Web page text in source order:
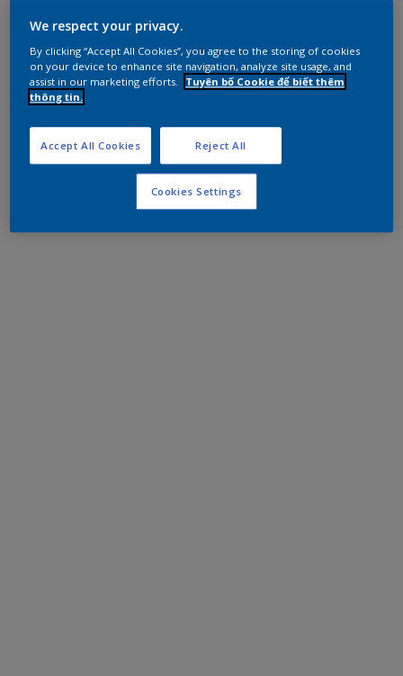
We respect your privacy.
By clicking “Accept All Cookies”, you agree to the storing of cookies
on your device to enhance site navigation, analyze site usage, and
assist in our marketing efforts.
Tuyên bố Cookie để biết thêm
thông tin.
Reject All
Accept All Cookies
Cookies Settings